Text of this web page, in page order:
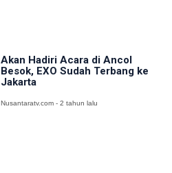
Akan Hadiri Acara di Ancol
Besok, EXO Sudah Terbang ke
Jakarta
Nusantaratv.com - 2 tahun lalu